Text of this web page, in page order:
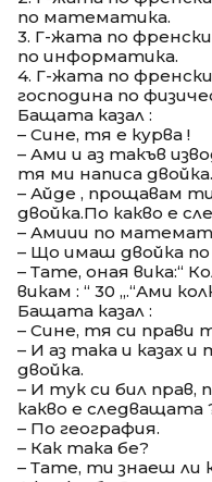
по математика.
3. Г-жата по
по информатика.
4. Г-жата по
господина по
Бащата казал :
– Сине, тя е курва !
– Ами и аз такъв
тя ми написа двойка.
– Айде , прощавам
двойка.По какво е
– Амиии по
– Що имаш двойка
– Тате, оная вика:“
викам : “ 30 „.“Ами
Бащата казал :
– Сине, тя си прави
– И аз така и казах
двойка.
– И тук си бил
какво е следващата
– По география.
– Как така бе?
– Тате, ти знаеш ли